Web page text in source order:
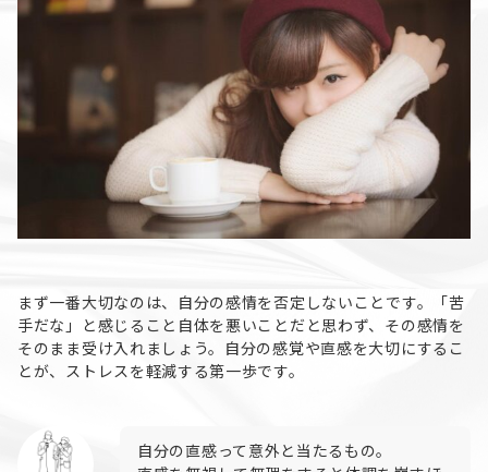
まず一番大切なのは、自分の感情を否定しないことです。「苦
手だな」と感じること自体を悪いことだと思わず、その感情を
そのまま受け入れましょう。自分の感覚や直感を大切にするこ
とが、ストレスを軽減する第一歩です。
自分の直感って意外と当たるもの。